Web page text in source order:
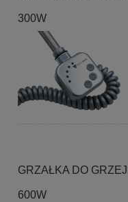
300W
GRZAŁKA DO
600W